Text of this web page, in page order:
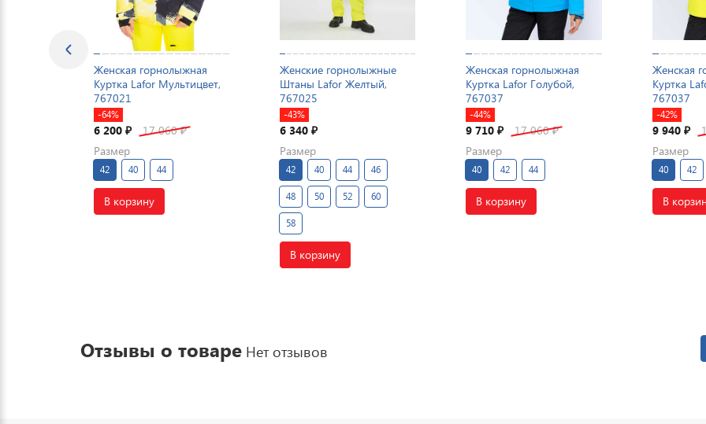
Женская горнолыжная
Куртка Lafor Мультицвет,
767021
-64%
6 200 ₽ 17 060₽
Размер
42 40 44
В корзину
Женские горнолыжные
Штаны Lafor Желтый,
767025
-43%
6 340₽
Размер
42 40 44 46
48 50 52 60
58
В корзину
Женская горнолыжная
Куртка Lafor Голубой,
767037
-44%
9 710₽ 17 060₽
Размер
40 42 44
В корзину
Женская
Куртка
767037
-42%
9 940 ₽
Размер
40 42
В
Отзывы о товаре Нет отзывов